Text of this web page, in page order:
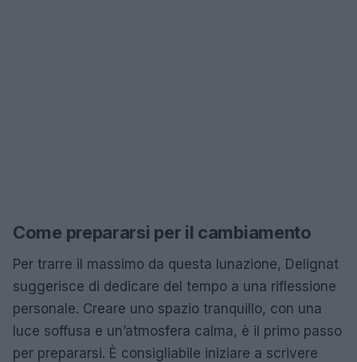
Come prepararsi per il cambiamento
Per trarre il massimo da questa lunazione, Delignat
suggerisce di dedicare del tempo a una riflessione
personale. Creare uno spazio tranquillo, con una
luce soffusa e un’atmosfera calma, è il primo passo
per prepararsi. È consigliabile iniziare a scrivere